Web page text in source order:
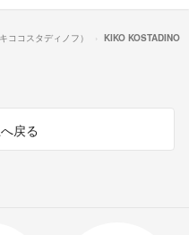
ココスタディノフ）
KIKO KOSTADINO
戻る